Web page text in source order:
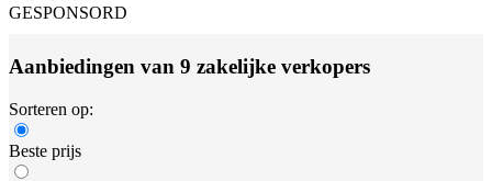
GESPONSORD
Aanbiedingen van 9 zakelijke verkopers
Sorteren op:
Beste prijs